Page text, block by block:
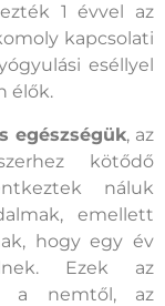
1 évvel az
kapcsolati
eséllyel
élők.
egészségük, az
kötődő
náluk
emellett
hogy egy év
Ezek az
a nemtől, az